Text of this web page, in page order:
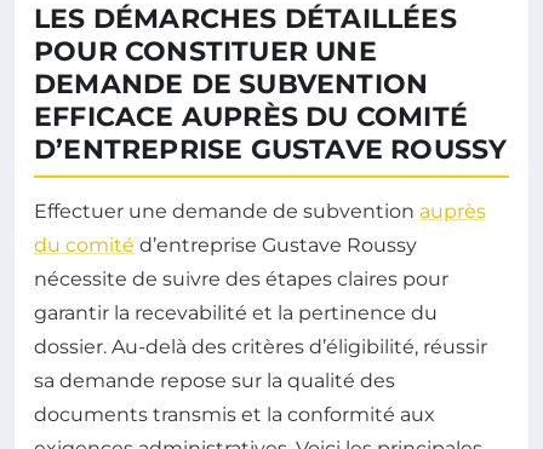
LES DÉMARCHES DÉTAILLÉES
POUR CONSTITUER UNE
DEMANDE DE SUBVENTION
EFFICACE AUPRÈS DU COMITÉ
D’ENTREPRISE GUSTAVE ROUSSY
Effectuer une demande de subvention auprès
du comité d’entreprise Gustave Roussy
nécessite de suivre des étapes claires pour
garantir la recevabilité et la pertinence du
dossier. Au-delà des critères d’éligibilité, réussir
sa demande repose sur la qualité des
documents transmis et la conformité aux